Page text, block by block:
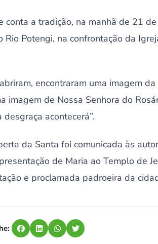
conta a tradição, na manhã de 21
Rio Potengi, na confrontação da
encontraram uma imagem
imagem de Nossa Senhora do
desgraça acontecerá”.
da Santa foi comunicada às
de Maria ao Templo de
e proclamada padroeira da